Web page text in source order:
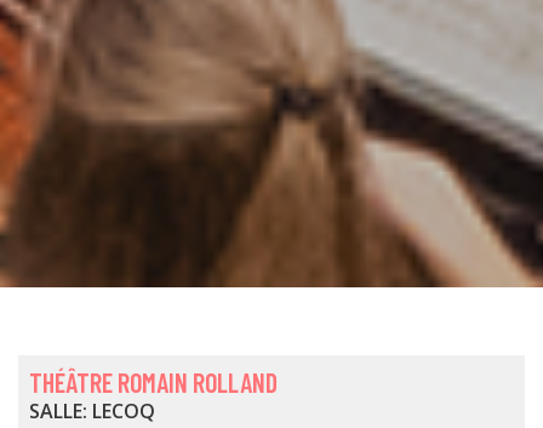
THÉÂTRE ROMAIN ROLLAND
SALLE: LECOQ